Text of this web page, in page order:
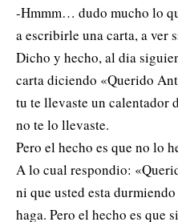
-Hmmm… dudo mucho lo
a escribirle una carta, a ver
Dicho y hecho, al dia
carta diciendo «Querido
tu te llevaste un calentador
no te lo llevaste.
Pero el hecho es que no lo
A lo cual respondio:
ni que usted esta
haga. Pero el hecho es que